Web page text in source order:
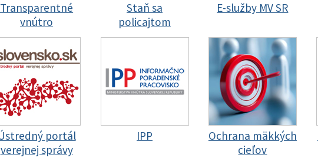
Transparentné
vnútro
Staň sa
policajtom
E-služby MV SR
portál
verejnej správy
IPP
Ochrana mäkkých
cieľov